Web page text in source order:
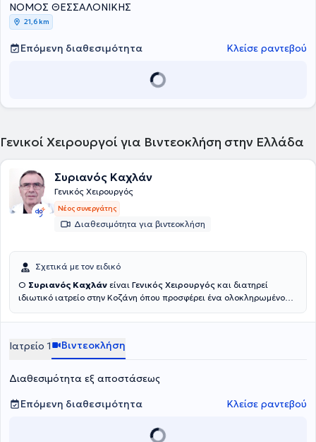
ΝΟΜΟΣ ΘΕΣΣΑΛΟΝΙΚΗΣ
21,6 km
Επόμενη διαθεσιμότητα Κλείσε ραντεβού
Γενικοί Χειρουργοί για Βιντεοκλήση στην Ελλάδα
Συριανός Καχλάν
Γενικός Χειρουργός
Νέος συνεργάτης
Διαθεσιμότητα για βιντεοκλήση
Σχετικά με τον ειδικό
Ο Συριανός Καχλάν είναι Γενικός Χειρουργός και διατηρεί
ιδιωτικό ιατρείο στην Κοζάνη όπου προσφέρει ένα ολοκληρωμένο
χειρουργικές λύσεις για διάφορες παθήσεις. Η προσέγγισή του
διασφαλίζοντας ότι θα λάβει την καλύτερη δυνατή θεραπεία και
υποστήριξη καθ' όλη τη διάρκεια της χειρουργικής διαδικασίας.
Ιατρείο 1 Βιντεοκλήση
Διαθεσιμότητα εξ αποστάσεως
Επόμενη διαθεσιμότητα
Κλείσε ραντεβού